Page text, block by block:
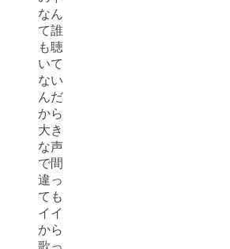
なん
て誰
も聴
いて
ない
んだ
から
大き
な声
で間
違っ
ても
イイ
から
歌っ